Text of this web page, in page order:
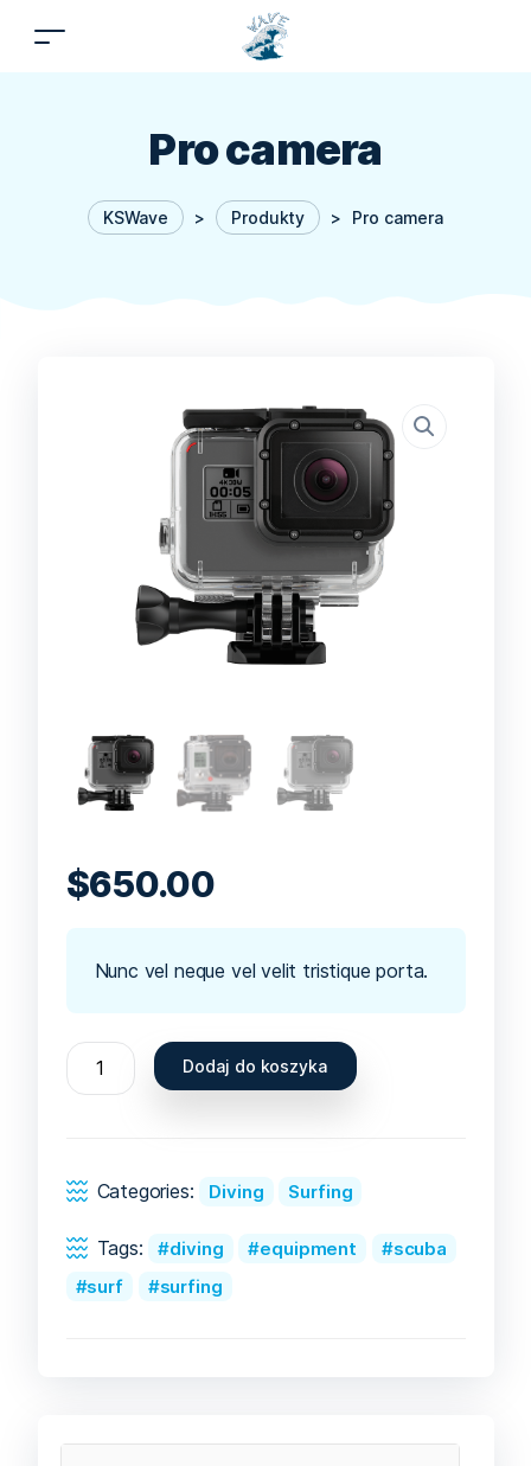
Pro camera
KSWave > Produkty > Pro camera
$650.00
Nunc vel neque vel velit tristique porta.
Dodaj do koszyka
Categories: Diving Surfing
Tags: diving equipment
scuba
surf
surfing